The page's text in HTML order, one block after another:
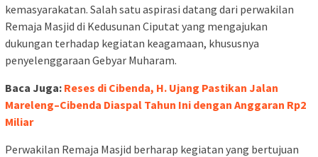
kemasyarakatan. Salah satu aspirasi datang dari perwakilan
Remaja Masjid di Kedusunan Ciputat yang mengajukan
dukungan terhadap kegiatan keagamaan, khususnya
penyelenggaraan Gebyar Muharam.
Baca Juga: Reses di Cibenda, H. Ujang Pastikan Jalan
Mareleng–Cibenda Diaspal Tahun Ini dengan Anggaran Rp2
Miliar
Perwakilan Remaja Masjid berharap kegiatan yang bertujuan